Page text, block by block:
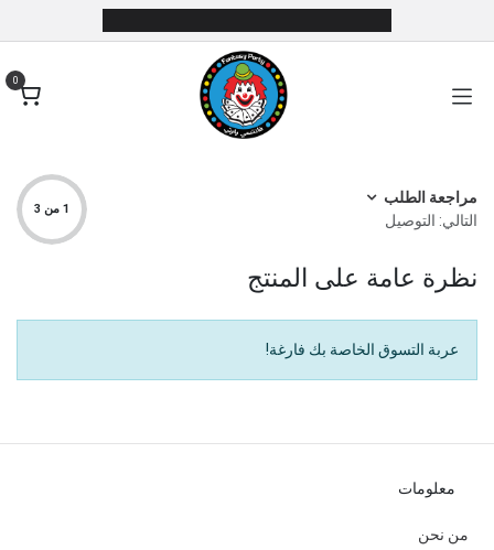
تخطي للذهاب إلى المحتوى
0
مراجعة الطلب
التالي: التوصيل
1 من 3
نظرة عامة على المنتج
عربة التسوق الخاصة بك فارغة!
معلومات
من نحن